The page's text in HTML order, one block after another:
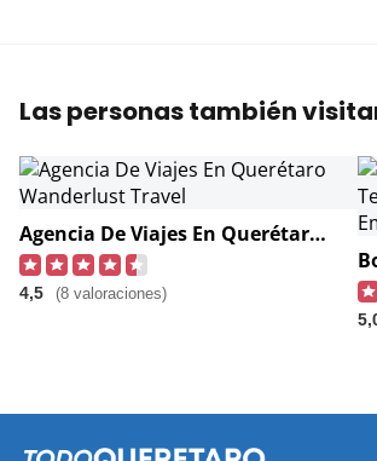
Las personas también
Agencia De Viajes En Querétaro Wanderlust Travel
4,5 (8 valoraciones)